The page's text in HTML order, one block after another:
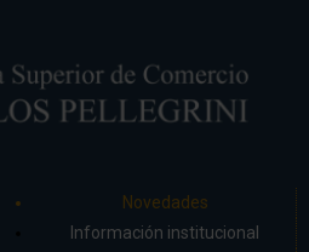
Novedades
Información institucional